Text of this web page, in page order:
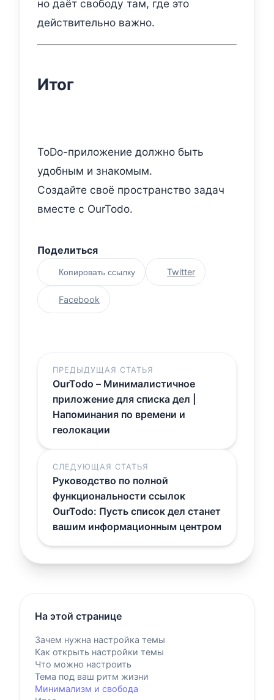
но даёт свободу там, где это
действительно важно.
Итог
ToDo-приложение должно быть
удобным и знакомым.
Создайте своё пространство задач
вместе с OurTodo.
Поделиться
Копировать ссылку Twitter
Facebook
ПРЕДЫДУЩАЯ СТАТЬЯ
OurTodo – Минималистичное
приложение для списка дел |
Напоминания по времени и
геолокации
СЛЕДУЮЩАЯ СТАТЬЯ
Руководство по полной
функциональности ссылок
OurTodo: Пусть список дел станет
вашим информационным центром
На этой странице
Зачем нужна настройка темы
Как открыть настройки темы
Что можно настроить
Тема под ваш ритм жизни
Минимализм и свобода